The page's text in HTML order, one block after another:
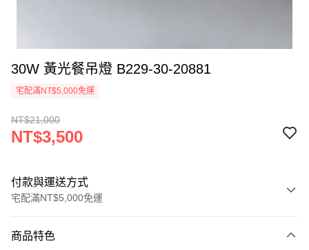
30W 黃光餐吊燈 B229-30-20881
宅配滿NT$5,000免運
NT$21,000
NT$3,500
付款與運送方式
宅配滿NT$5,000免運
信用卡一次付款
商品特色